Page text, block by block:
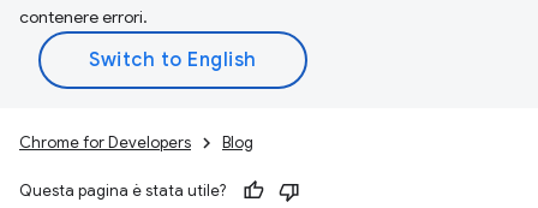
contenere errori.
Chrome for Developers Blog
Questa pagina è stata utile?